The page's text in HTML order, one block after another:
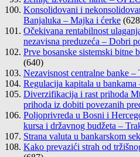
Konsolidovani i
Banjaluka – Majka i ćerke
Očekivana rentabilnost
nezavisna preduzeća – Dobri
Prve bosanske sistemski bitne
(640)
Nezavisnost centralne banke –
Regulacija kapitala u bankama
Diverzifikacija i rast prihoda
prihoda iz dobiti povezanih
Poljoprivreda u Bosni i
kursa i državnog budžeta –
Strana valuta u bankarskom
Kako prevazići strah od